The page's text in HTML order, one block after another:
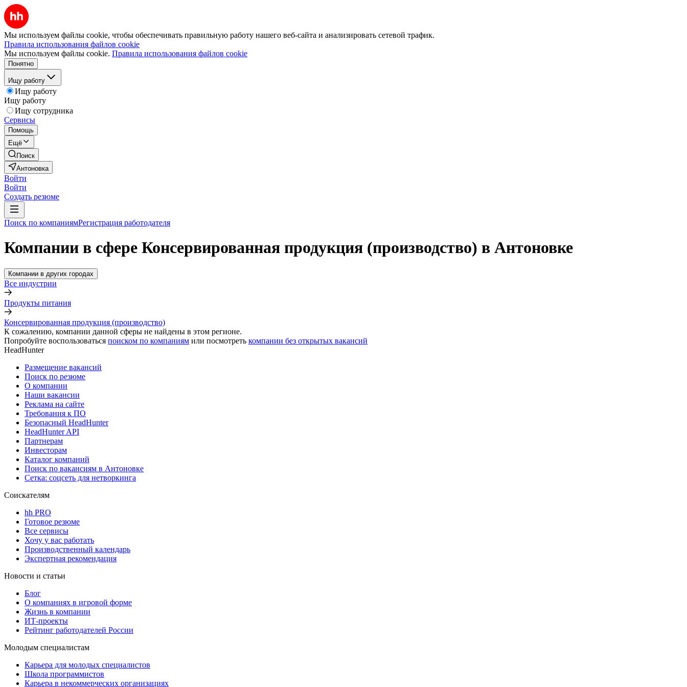
Мы используем файлы cookie, чтобы обеспечивать правильную работу нашего веб-сайта и анализировать сетевой трафик.
Правила использования файлов cookie
Мы используем файлы cookie. Правила использования файлов cookie
Понятно
Ищу работу
Ищу работу
Ищу работу
Ищу сотрудника
Сервисы
Помощь
Ещё
Поиск
Антоновка
Войти
Войти
Создать резюме
Поиск по компаниямРегистрация работодателя
Компании в сфере Консервированная продукция (производство) в Антоновке
Компании в других городах
Все индустрии
Продукты питания
Консервированная продукция (производство)
К сожалению, компании данной сферы не найдены в этом регионе.
Попробуйте воспользоваться поиском по компаниям или посмотреть компании без открытых вакансий
HeadHunter
Размещение вакансий
Поиск по резюме
О компании
Наши вакансии
Реклама на сайте
Требования к ПО
Безопасный HeadHunter
HeadHunter API
Партнерам
Инвесторам
Каталог компаний
Поиск по вакансиям в Антоновке
Сетка: соцсеть для нетворкинга
Соискателям
hh PRO
Готовое резюме
Все сервисы
Хочу у вас работать
Производственный календарь
Экспертная рекомендация
Новости и статьи
Блог
О компаниях в игровой форме
Жизнь в компании
ИТ-проекты
Рейтинг работодателей России
Молодым специалистам
Карьера для молодых специалистов
Школа программистов
Карьера в некоммерческих организациях